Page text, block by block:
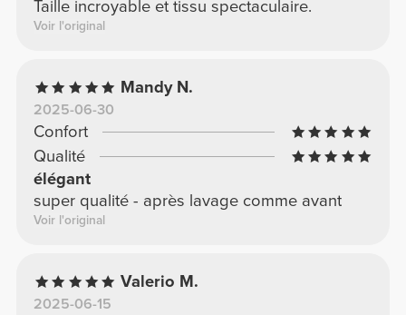
Taille incroyable et tissu spectaculaire.
Voir l'original
Mandy N.
2025-06-30
Confort
Qualité
élégant
super qualité - après lavage comme avant
Voir l'original
Valerio M.
2025-06-15